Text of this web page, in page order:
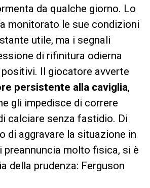
da qualche giorno. Lo
monitorato le sue condizioni
utile, ma i segnali
di rifinitura odierna
Il giocatore avverte
persistente alla caviglia,
gli impedisce di correre
calciare senza fastidio. Di
di aggravare la situazione in
preannuncia molto fisica, si è
della prudenza: Ferguson